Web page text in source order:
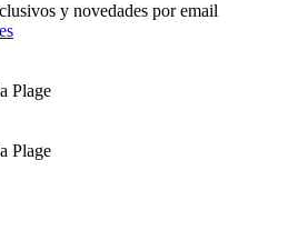
y novedades por email